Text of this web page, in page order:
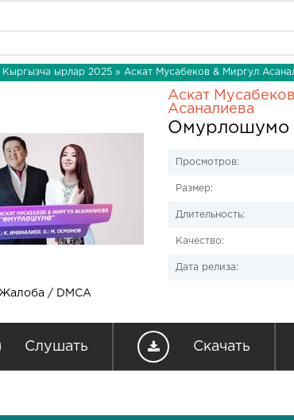
Кыргызча ырлар 2025 » Аскат Мусабеков & Миргул
Жалоба / DMCA
Аскат
Асаналиева
Омурлошумо
Просмотров:
Размер:
Длительность:
Качество:
Дата релиза:
Слушать Скачать